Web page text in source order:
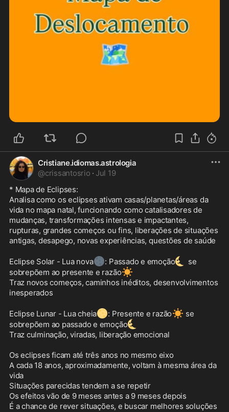
Cristiane.idiomas.astrologia
@crissantosrio · Jul 19
* Mapa de Eclipses:
Analisa como os eclipses ativam casas/planetas/áreas da
vida no mapa natal, funcionando como catalisadores de
mudanças, transformações intensas e impactantes,
rupturas, grandes começos ou fins, liberações de situações
antigas, desapego, novas experiências, questões de saúde
Eclipse Solar - Lua nova🌑: Passado e emoção🌜
se
sobrepõem ao presente e razão☀️
Traz novos começos, caminhos inéditos, desenvolvimentos
inesperados
Eclipse Lunar - Lua cheia🌕: Presente e razão☀️ se
sobrepõem ao passado e emoção🌜
Traz culminação, viradas, liberação emocional
Os eclipses ficam até três anos no mesmo eixo
A cada 18 anos, aproximadamente, voltam à mesma área da
vida
Situações parecidas tendem a se repetir
Os efeitos vão de 9 meses antes a 9 meses depois
É a chance de rever situações, e buscar melhores soluções